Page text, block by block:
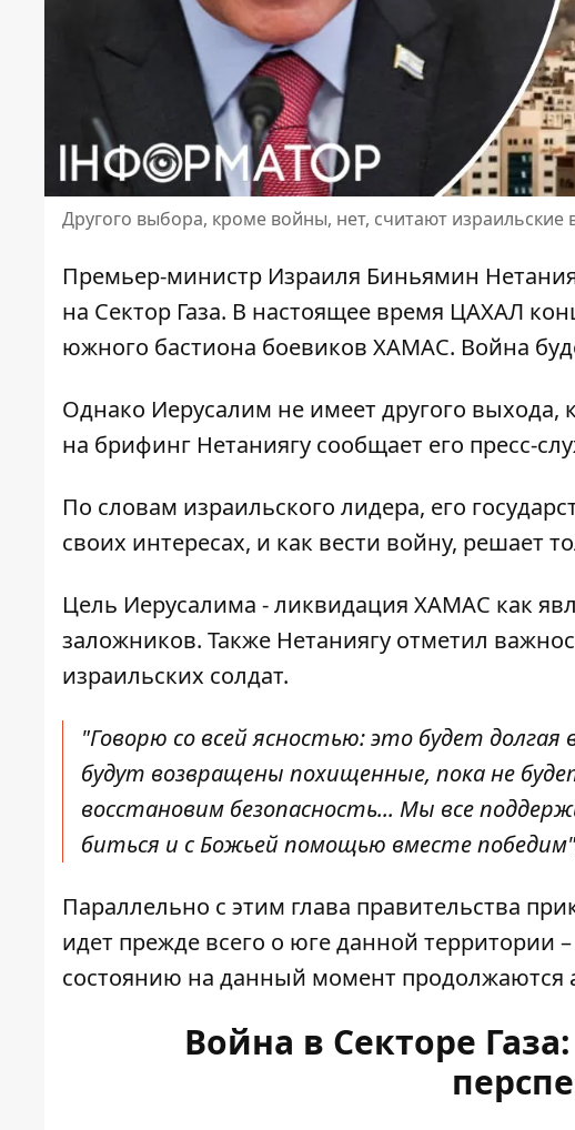
Другого выбора, кроме войны, нет, считают израильские
Премьер-министр Израиля Биньямин
на Сектор Газа. В настоящее время ЦАХАЛ
южного бастиона боевиков ХАМАС. Война
Однако Иерусалим не имеет другого выхода,
на брифинг Нетаниягу сообщает его пресс-
По словам израильского лидера, его
своих интересах, и как вести войну, решает
Цель Иерусалима - ликвидация ХАМАС как
заложников. Также Нетаниягу отметил
израильских солдат.
"Говорю со всей ясностью: это будет
будут возвращены похищенные, пока не
восстановим безопасность... Мы все
биться и с Божьей помощью вместе
Параллельно с этим глава правительства
идет прежде всего о юге данной территории
состоянию на данный момент продолжаются
Война в Секторе